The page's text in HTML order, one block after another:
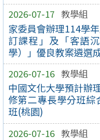
2026-07-17 教學組
家委員會辦理114學
訂課程」及「客語
學）」優良教案遴選
2026-07-16 教學組
中國文化大學預計辦
修第二專長學分班
班(桃園)
2026-07-16 教學組